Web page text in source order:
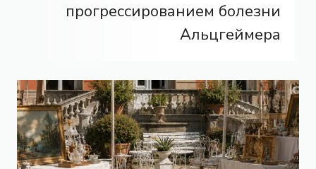
прогрессированием болезни
Альцгеймера